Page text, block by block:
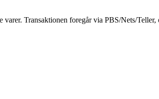
Transaktionen foregår via PBS/Nets/